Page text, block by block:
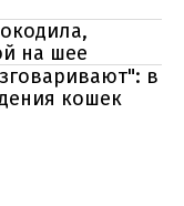
на шее
в
кошек